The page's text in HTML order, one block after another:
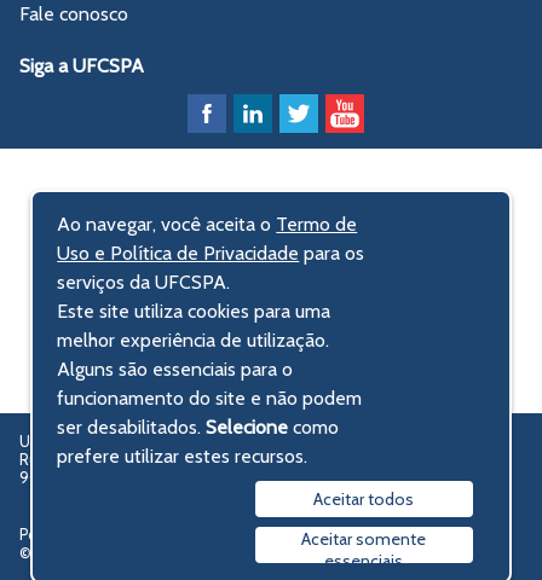
Fale conosco
Siga a UFCSPA
UFCSPA – Universidade Federal de Ciências da Saúde de Porto Alegre
Rua Sarmento Leite, 245 - Centro Histórico
90050-170 Porto Alegre, RS, Brasil
Política de privacidade
© 2009-2026 UFCSPA
Ao navegar, você aceita o Termo de
Uso e Política de Privacidade para os
serviços da UFCSPA.
Este site utiliza cookies para uma
melhor experiência de utilização.
Alguns são essenciais para o
funcionamento do site e não podem
ser desabilitados.Selecionecomo
prefere utilizar estes recursos.
Aceitar todos
Aceitar somente
essenciais